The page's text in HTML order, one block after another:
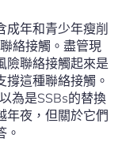
成年和青少年瘦削
絡接觸。盡管現
險聯絡接觸起來是
這種聯絡接觸。
為是SSBs的替換
年夜，但關於它們
。